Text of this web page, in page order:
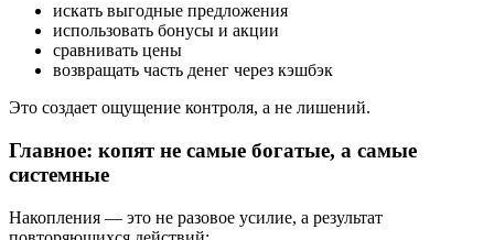
искать выгодные предложения
использовать бонусы и акции
сравнивать цены
возвращать часть денег через кэшбэк
Это создает ощущение контроля, а не лишений.
Главное: копят не самые богатые, а самые
системные
Накопления — это не разовое усилие, а результат